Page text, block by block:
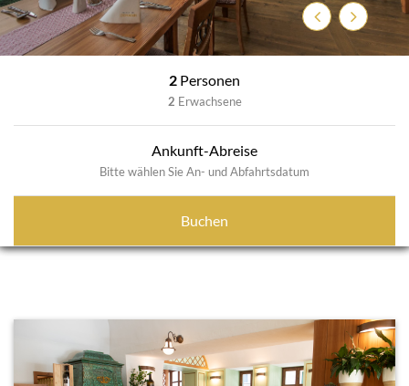
ZurückWeiter
2 Personen
2 Erwachsene
Ankunft-Abreise
Bitte wählen Sie An- und Abfahrtsdatum
Buchen